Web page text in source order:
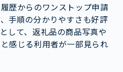
歴からのワンストップ申請
手順の分かりやすさも好評
して、返礼品の商品写真や
感じる利用者が一部見られ